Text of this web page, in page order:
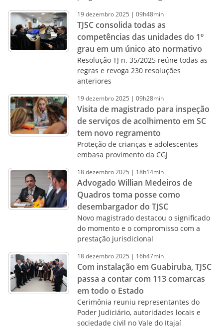
19dezembro2025 | 09h48min
TJSC consolida todas as
competências das unidades do 1º
grau em um único ato normativo
Resolução TJ n. 35/2025 reúne todas as
regras e revoga 230 resoluções
anteriores
19dezembro2025 | 09h28min
Visita de magistrado para inspeção
de serviços de acolhimento em SC
tem novo regramento
Proteção de crianças e adolescentes
embasa provimento da CGJ
18dezembro2025 | 18h14min
Advogado Willian Medeiros de
Quadros toma posse como
desembargador do TJSC
Novo magistrado destacou o significado
do momento e o compromisso com a
prestação jurisdicional
18dezembro2025 | 16h47min
Com instalação em Guabiruba, TJSC
passa a contar com 113 comarcas
em todo o Estado
Cerimônia reuniu representantes do
Poder Judiciário, autoridades locais e
sociedade civil no Vale do Itajaí